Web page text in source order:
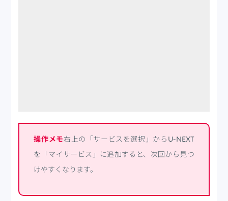
操作メモ右上の「サービスを選択」からU-NEXT
を「マイサービス」に追加すると、次回から見つ
けやすくなります。